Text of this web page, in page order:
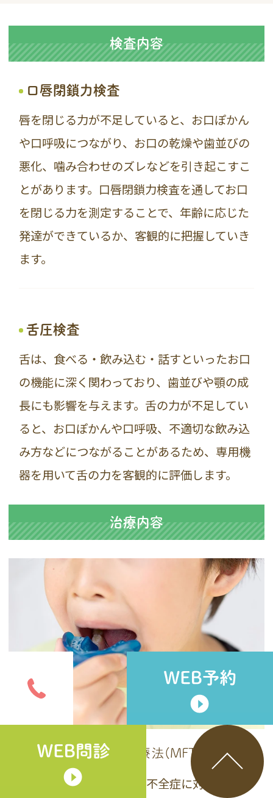
検査内容
口唇閉鎖力検査
唇を閉じる力が不足していると、お口ぽかん
や口呼吸につながり、お口の乾燥や歯並びの
悪化、噛み合わせのズレなどを引き起こすこ
とがあります。口唇閉鎖力検査を通してお口
を閉じる力を測定することで、年齢に応じた
発達ができているか、客観的に把握していき
ます。
舌圧検査
舌は、食べる・飲み込む・話すといったお口
の機能に深く関わっており、歯並びや顎の成
長にも影響を与えます。舌の力が不足してい
ると、お口ぽかんや口呼吸、不適切な飲み込
み方などにつながることがあるため、専用機
器を用いて舌の力を客観的に評価します。
治療内容
口腔筋機能療法(MFT)
当院では、口腔機能発達不全症に対して、舌